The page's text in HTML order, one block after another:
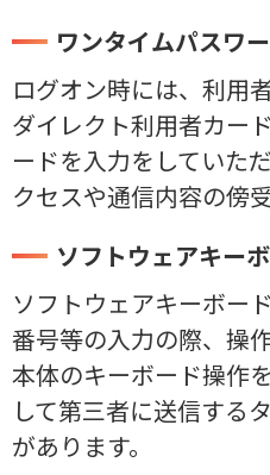
ワンタイムパスワ
ログオン時には、利用
ダイレクト利用者カー
ードを入力をしていた
クセスや通信内容の傍
ソフトウェアキー
ソフトウェアキーボー
番号等の入力の際、操
本体のキーボード操作
して第三者に送信する
があります。